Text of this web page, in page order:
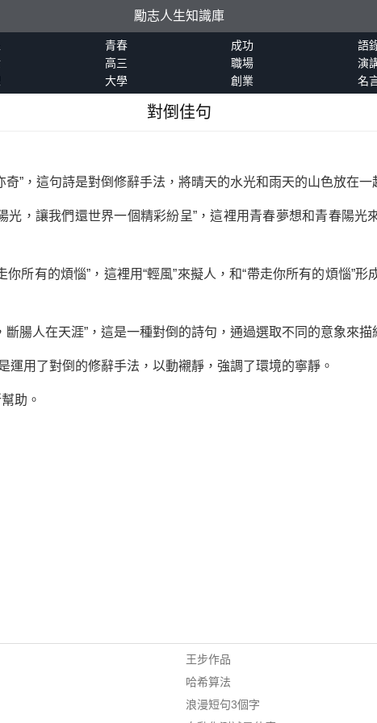
勵志人生知識庫
青春 成功 語
高三 職場 演
大學 創業 名
對倒佳句
奇”，這句詩是對倒修辭手法，將晴天的水光和雨天的山色放在一
光，讓我們還世界一個精彩紛呈”，這裡用青春夢想和青春陽光
所有的煩惱”，這裡用“輕風”來擬人，和“帶走你所有的煩惱”
斷腸人在天涯”，這是一種對倒的詩句，通過選取不同的意象來描
運用了對倒的修辭手法，以動襯靜，強調了環境的寧靜。
助。
王步作品
哈希算法
浪漫短句3個字